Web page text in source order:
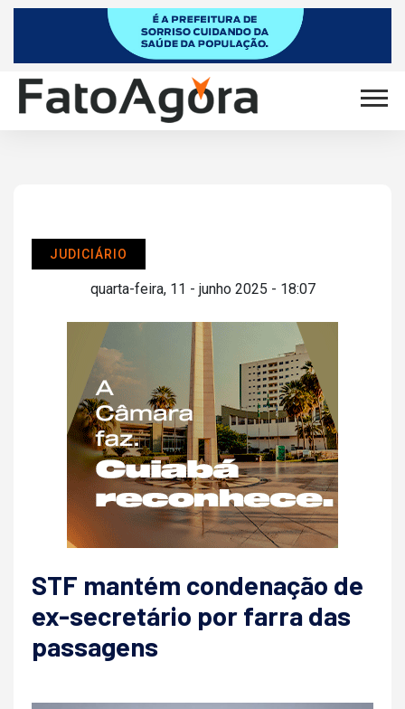
JUDICIÁRIO
quarta-feira, 11 - junho 2025 - 18:07
STF mantém condenação de
ex-secretário por farra das
passagens